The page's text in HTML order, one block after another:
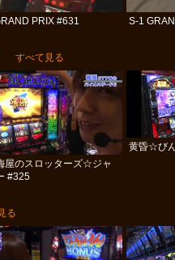
PRIX #631 S-1
すべて見る
屋のスロッターズ☆ジャ
#325
黄昏☆び
る